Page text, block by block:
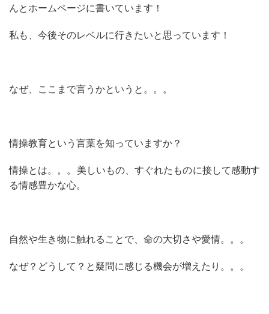
んとホームページに書いています！
私も、今後そのレベルに行きたいと思っています！
なぜ、ここまで言うかというと。。。
情操教育という言葉を知っていますか？
情操とは。。。美しいもの、すぐれたものに接して感動す
る情感豊かな心。
自然や生き物に触れることで、命の大切さや愛情。。。
なぜ？どうして？と疑問に感じる機会が増えたり。。。